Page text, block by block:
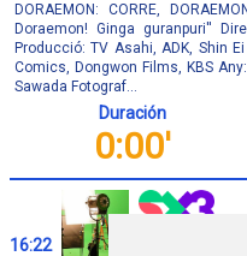
DORAEMON: CORRE,
Doraemon! Ginga guranpuri''
Producció: TV Asahi, ADK, Shin
Comics, Dongwon Films, KBS
Sawada Fotograf...
Duración
0:00'
16:22